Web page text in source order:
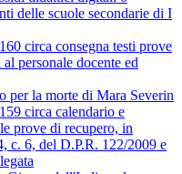
delle scuole secondarie di I
circa consegna testi prove
personale docente ed
per la morte di Mara Severin
circa calendario e
prove di recupero, in
c. 6, del D.P.R. 122/2009 e